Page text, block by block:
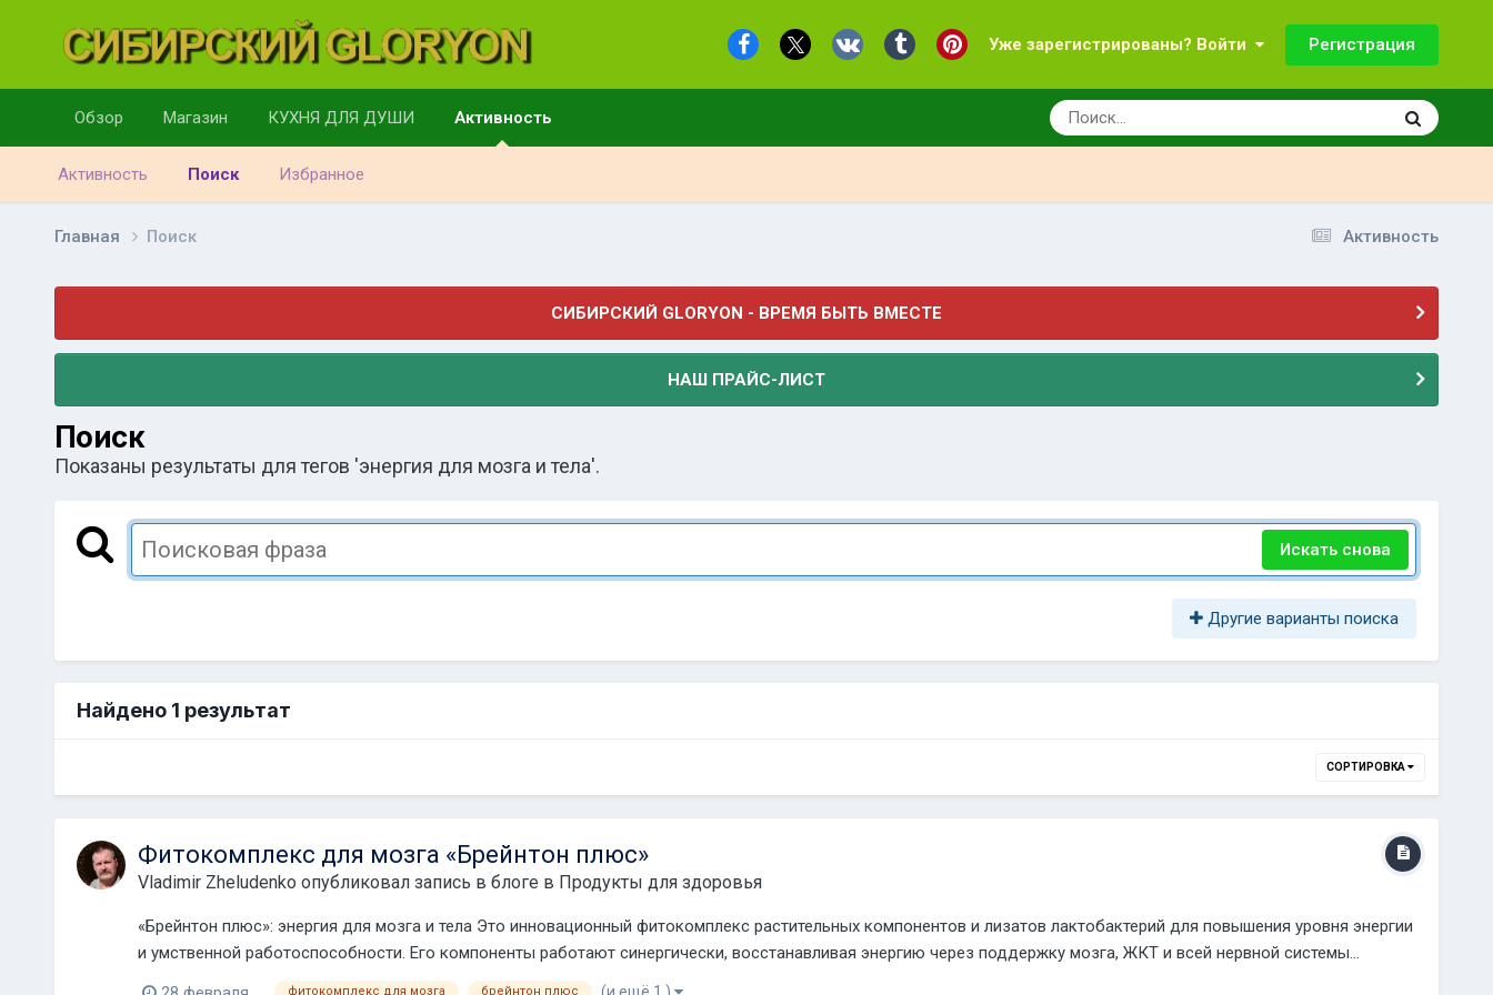
Уже зарегистрированы? Войти Регистрация
Обзор Магазин КУХНЯ ДЛЯ ДУШИ Активность
Активность Поиск Избранное
Активность
Главная Поиск
СИБИРСКИЙ GLORYON - ВРЕМЯ БЫТЬ ВМЕСТЕ
НАШ ПРАЙС-ЛИСТ
Поиск
Показаны результаты для тегов 'энергия для мозга и тела'.
Искать снова
Другие варианты поиска
Найдено 1 результат
СОРТИРОВКА
Фитокомплекс для мозга «Брейнтон плюс»
Vladimir Zheludenko опубликовал запись в блоге в Продукты для здоровья
«Брейнтон плюс»: энергия для мозга и тела Это инновационный фитокомплекс растительных компонентов и лизатов лактобактерий для повышения уровня энергии
и умственной работоспособности. Его компоненты работают синергически, восстанавливая энергию через поддержку мозга, ЖКТ и всей нервной системы...
фитокомплекс для мозга брейнтон плюс